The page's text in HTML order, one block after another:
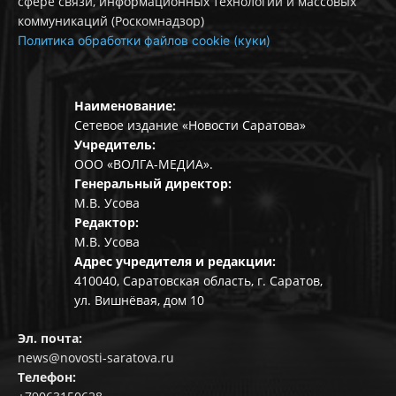
коммуникаций (Роскомнадзор)
Политика обработки файлов cookie (куки)
Наименование:
Сетевое издание «Новости Саратова»
Учредитель:
ООО «ВОЛГА-МЕДИА».
Генеральный директор:
М.В. Усова
Редактор:
М.В. Усова
Адрес учредителя и редакции:
410040, Саратовская область, г. Саратов,
ул. Вишнёвая, дом 10
Эл. почта:
news@novosti-saratova.ru
Телефон: